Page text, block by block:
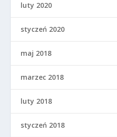
luty 2020
styczeń 2020
maj 2018
marzec 2018
luty 2018
styczeń 2018